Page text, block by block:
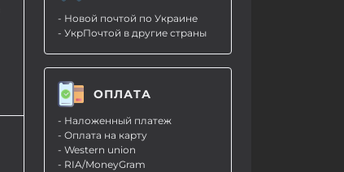
- Новой почтой по Украине
- УкрПочтой в другие страны
ОПЛАТА
- Наложенный платеж
- Оплата на карту
- Western union
- RIA/MoneyGram